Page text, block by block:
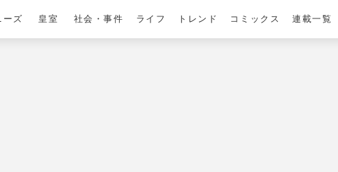
ーズ 皇室 社会・事件 ライフ トレンド コミックス 連載一覧